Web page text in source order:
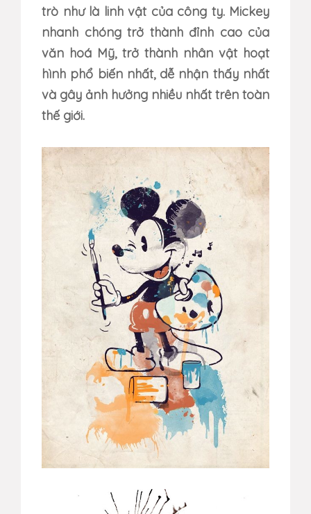
trò như là linh vật của công ty. Mickey
nhanh chóng trở thành đỉnh cao của
văn hoá Mỹ, trở thành nhân vật hoạt
hình phổ biến nhất, dễ nhận thấy nhất
và gây ảnh hưởng nhiều nhất trên toàn
thế giới.